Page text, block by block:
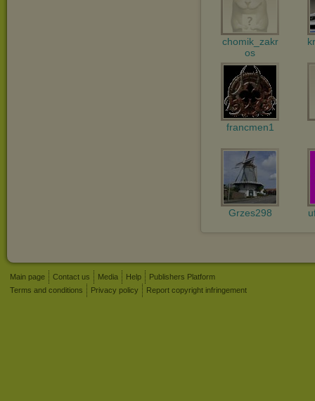
chomik_zakr
os
francmen1
Grzes298
Main page Contact us Media Help
Publishers Platform
Terms and conditions
Privacy policy Report copyright infringement